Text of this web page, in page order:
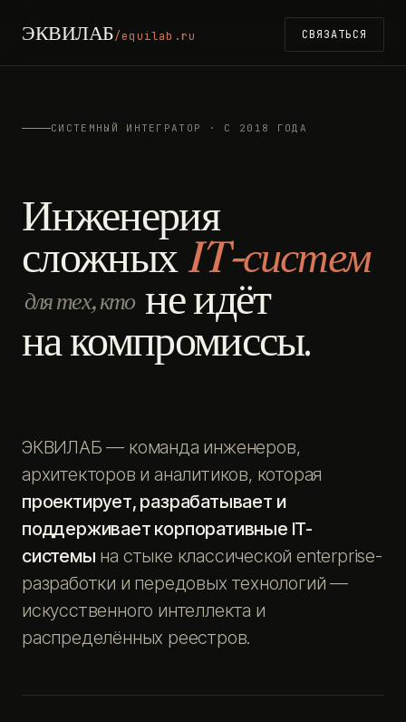
ЭКВИЛАБ/equilab.ru СВЯЗАТЬСЯ
СИСТЕМНЫЙ ИНТЕГРАТОР · С 2018 ГОДА
Инженерия
сложныхIT-систем
для тех, кто не идёт
на компромиссы.
ЭКВИЛАБ — команда инженеров,
архитекторов и аналитиков, которая
проектирует, разрабатывает и
поддерживает корпоративные IT-
системы на стыке классической enterprise-
разработки и передовых технологий —
искусственного интеллекта и
распределённых реестров.